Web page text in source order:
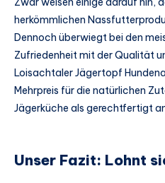
herkömmlichen
Dennoch überwiegt bei den
Zufriedenheit mit der Qualität
Loisachtaler Jägertopf
Mehrpreis für die natürlichen
Jägerküche als gerechtfertigt
Unser Fazit: Lohnt